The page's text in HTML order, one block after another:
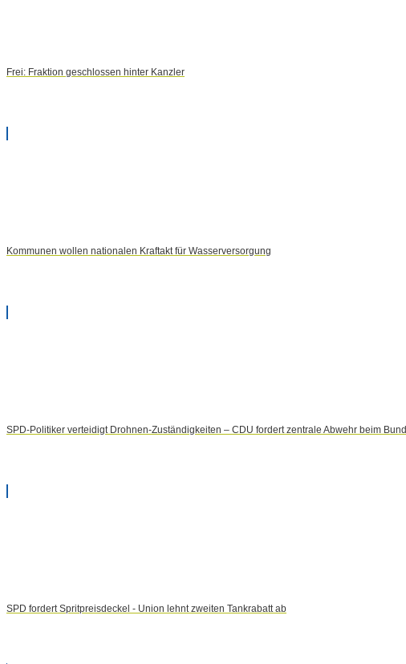
Frei: Fraktion geschlossen hinter Kanzler
Kommunen wollen nationalen Kraftakt für Wasserversorgung
SPD-Politiker verteidigt Drohnen-Zuständigkeiten – CDU fordert zentrale Abwehr beim Bund
SPD fordert Spritpreisdeckel - Union lehnt zweiten Tankrabatt ab